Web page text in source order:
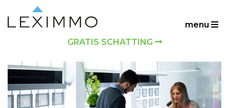
menu
GRATIS SCHATTING